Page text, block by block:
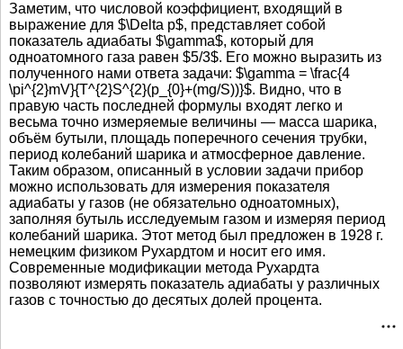
Заметим, что числовой коэффициент, входящий в
выражение для $\Delta p$, представляет собой
показатель адиабаты $\gamma$, который для
одноатомного газа равен $5/3$. Его можно выразить из
полученного нами ответа задачи: $\gamma = \frac{4
\pi^{2}mV}{T^{2}S^{2}(p_{0}+(mg/S))}$. Видно, что в
правую часть последней формулы входят легко и
весьма точно измеряемые величины — масса шарика,
объём бутыли, площадь поперечного сечения трубки,
период колебаний шарика и атмосферное давление.
Таким образом, описанный в условии задачи прибор
можно использовать для измерения показателя
адиабаты у газов (не обязательно одноатомных),
заполняя бутыль исследуемым газом и измеряя период
колебаний шарика. Этот метод был предложен в 1928 г.
немецким физиком Рухардтом и носит его имя.
Современные модификации метода Рухардта
позволяют измерять показатель адиабаты у различных
газов с точностью до десятых долей процента.